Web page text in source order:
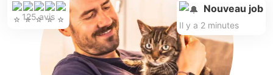
125 avis
Nouveau job
Il y a 2 minutes